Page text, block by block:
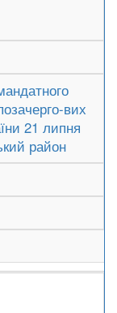
вих
21 липня
район